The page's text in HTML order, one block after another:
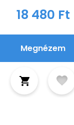
18 480 Ft
Megnézem